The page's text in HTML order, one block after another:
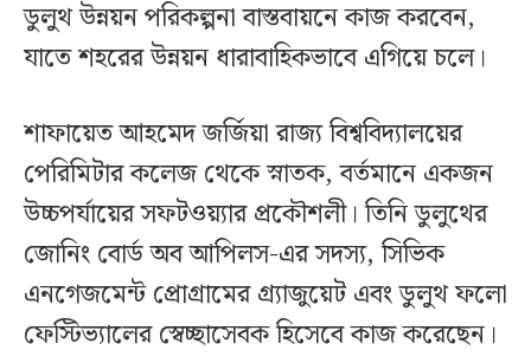
ডুলুথ উন্নয়ন পরিকল্পনা বাস্তবায়নে কাজ করবেন,
যাতে শহরের উন্নয়ন ধারাবাহিকভাবে এগিয়ে চলে।
শাফায়েত আহমেদ জর্জিয়া রাজ্য বিশ্ববিদ্যালয়ের
পেরিমিটার কলেজ থেকে স্নাতক, বর্তমানে একজন
উচ্চপর্যায়ের সফটওয়্যার প্রকৌশলী। তিনি ডুলুথের
জোনিং বোর্ড অব আপিলস-এর সদস্য, সিভিক
এনগেজমেন্ট প্রোগ্রামের গ্র্যাজুয়েট এবং ডুলুথ ফলো
ফেস্টিভ্যালের স্বেচ্ছাসেবক হিসেবে কাজ করেছেন।